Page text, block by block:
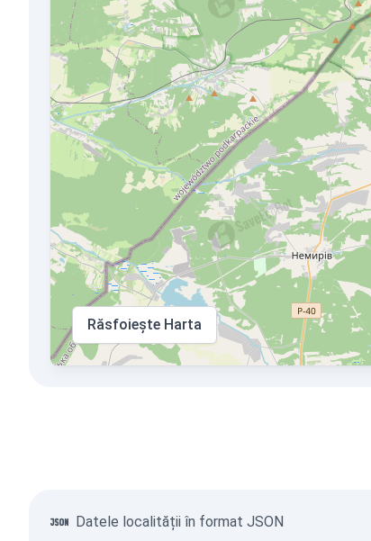
Răsfoiește Harta
Datele localității în format JSON